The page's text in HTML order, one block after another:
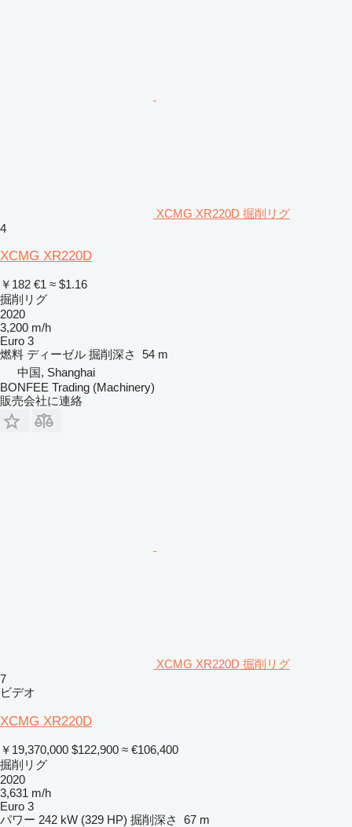
XCMG XR220D 掘削リグ
4
XCMG XR220D
￥182 €1 ≈ $1.16
掘削リグ
2020
3,200 m/h
Euro 3
燃料 ディーゼル 掘削深さ
54 m
中国, Shanghai
BONFEE Trading (Machinery)
販売会社に連絡
XCMG XR220D 掘削リグ
7
ビデオ
XCMG XR220D
￥19,370,000 $122,900 ≈ €106,400
掘削リグ
2020
3,631 m/h
Euro 3
パワー 242 kW (329 HP) 掘削深さ
67 m